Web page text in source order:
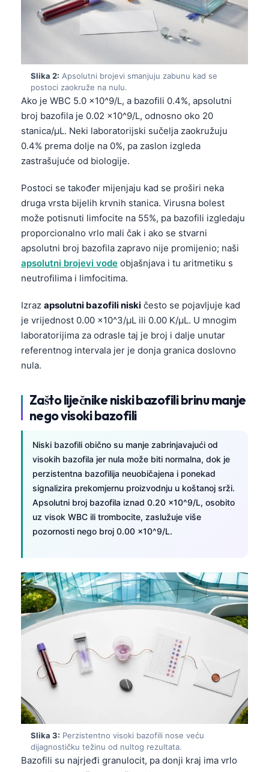
Slika 2: Apsolutni brojevi smanjuju zabunu kad se
postoci zaokruže na nulu.
Ako je WBC 5.0 x10^9/L, a bazofili 0.4%, apsolutni
broj bazofila je 0.02 x10^9/L, odnosno oko 20
stanica/µL. Neki laboratorijski sučelja zaokružuju
0.4% prema dolje na 0%, pa zaslon izgleda
zastrašujuće od biologije.
Postoci se također mijenjaju kad se proširi neka
druga vrsta bijelih krvnih stanica. Virusna bolest
može potisnuti limfocite na 55%, pa bazofili izgledaju
proporcionalno vrlo mali čak i ako se stvarni
apsolutni broj bazofila zapravo nije promijenio; naši
apsolutni brojevi vode objašnjava i tu aritmetiku s
neutrofilima i limfocitima.
Izraz apsolutni bazofili niski često se pojavljuje kad
je vrijednost 0.00 x10^3/µL ili 0.00 K/µL. U mnogim
laboratorijima za odrasle taj je broj i dalje unutar
referentnog intervala jer je donja granica doslovno
nula.
Zašto liječnike niski bazofili brinu manje
nego visoki bazofili
Niski bazofili obično su manje zabrinjavajući od
visokih bazofila jer nula može biti normalna, dok je
perzistentna bazofilija neuobičajena i ponekad
signalizira prekomjernu proizvodnju u koštanoj srži.
Apsolutni broj bazofila iznad 0.20 x10^9/L, osobito
uz visok WBC ili trombocite, zaslužuje više
pozornosti nego broj 0.00 x10^9/L.
Slika 3: Perzistentno visoki bazofili nose veću
dijagnostičku težinu od nultog rezultata.
Bazofili su najrjeđi granulocit, pa donji kraj ima vrlo